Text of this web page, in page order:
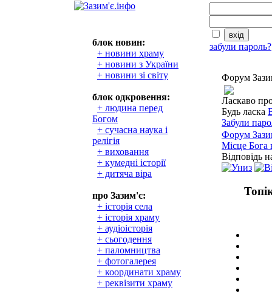
блок новин:
+ новини храму
+ новини з України
+ новини зі світу
блок одкровення:
+ людина перед
Богом
+ сучасна наука і
релігія
+ виховання
+ кумедні історії
+ дитяча віра
про Зазим'є:
+ історія села
+ історія храму
+ аудіоісторія
+ сьогодення
+ паломництва
+ фотогалерея
+ координати храму
+ реквізити храму
забули пароль?
Форум
Ласкаво
Будь ласка
Забули
Форум
Місце Бога